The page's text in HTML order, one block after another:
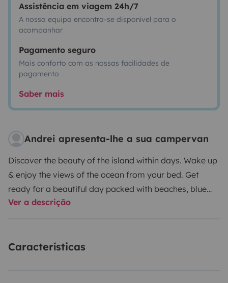
Assistência em viagem 24h/7
A nossa equipa encontra-se disponível para o
acompanhar
Pagamento seguro
Mais conforto com as nossas facilidades de
pagamento
Saber mais
Andrei apresenta-lhe a sua campervan
Discover the beauty of the island within days. Wake up
& enjoy the views of the ocean from your bed. Get
ready for a beautiful day packed with beaches, blue
skies and tropical nature. Van fully equipped to enjoy
your partner or adventurer. The van has been equipped
Ver a descrição
Características